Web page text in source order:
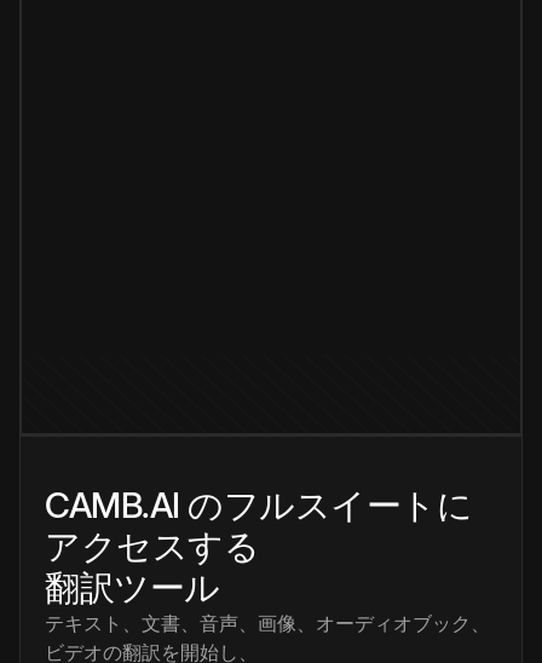
CAMB.AI のフルスイートに
アクセスする
翻訳ツール
テキスト、文書、音声、画像、オーディオブック、
ビデオの翻訳を開始し、